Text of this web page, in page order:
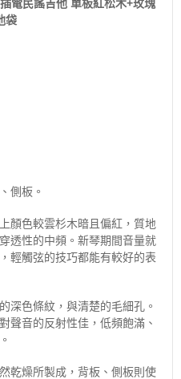
電民謠吉他 單板紅松木+玫瑰
袋
側板。
顏色較雲杉木暗且偏紅，質地
透性的中頻。新琴期間音量就
輕觸弦的技巧都能有較好的表
深色條紋，與清楚的毛細孔。
聲音的反射性佳，低頻飽滿、
乾燥所製成，背板、側板則使